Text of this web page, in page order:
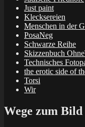
Just paint
Klecksereien
Menschen in der
PosaNeg
Schwarze Reihe
Skizzenbuch
Technisches
the erotic side of
Torsi
Wir
Wege zum Bild